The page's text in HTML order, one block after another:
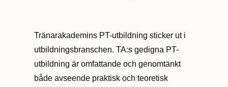
Tränarakademins PT-utbildning sticker ut i
utbildningsbranschen. TA:s gedigna PT-
utbildning är omfattande och genomtänkt
både avseende praktisk och teoretisk